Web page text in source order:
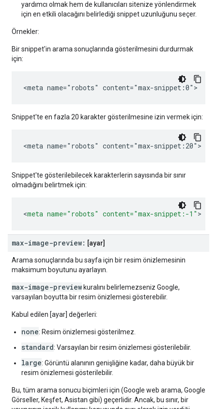
yardımcı olmak hem de kullanıcıları sitenize yönlendirmek
için en etkili olacağını belirlediği snippet uzunluğunu seçer.
Örnekler:
Bir snippet'in arama sonuçlarında gösterilmesini durdurmak
için:
<meta name="robots" content="max-snippet:0">
Snippet'te en fazla 20 karakter gösterilmesine izin vermek için:
<meta name="robots" content="max-snippet:20">
Snippet'te gösterilebilecek karakterlerin sayısında bir sınır
olmadığını belirtmek için:
<meta name="robots" content="max-snippet:-1" >
max-image-preview: [ayar]
Arama sonuçlarında bu sayfa için bir resim önizlemesinin
maksimum boyutunu ayarlayın.
max-image-preview kuralını belirlemezseniz Google,
varsayılan boyutta bir resim önizlemesi gösterebilir.
Kabul edilen [ayar] değerleri:
none: Resim önizlemesi gösterilmez.
standard: Varsayılan bir resim önizlemesi gösterilebilir.
large: Görüntü alanının genişliğine kadar, daha büyük bir
resim önizlemesi gösterilebilir.
Bu, tüm arama sonucu biçimleri için (Google web arama, Google
Görseller, Keşfet, Asistan gibi) geçerlidir. Ancak, bu sınır, bir